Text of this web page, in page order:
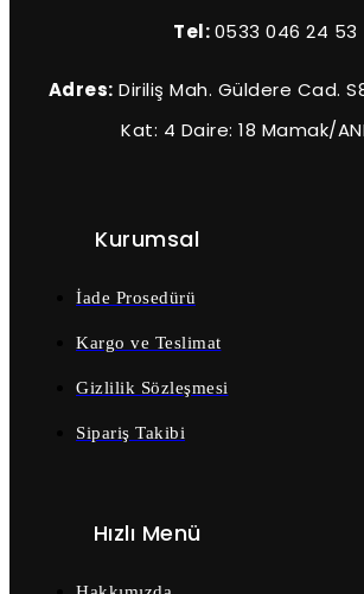
Tel:0533 046 24 53
Adres: Diriliş Mah. Güldere Cad.
Kat: 4 Daire: 18 Mamak/
Kurumsal
İade Prosedürü
Kargo ve Teslimat
Gizlilik Sözleşmesi
Sipariş Takibi
Hızlı Menü